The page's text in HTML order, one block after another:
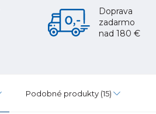
Doprava
zadarmo
nad 180 €
Podobné produkty (15)